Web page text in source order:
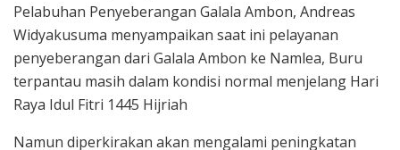
Pelabuhan Penyeberangan Galala Ambon, Andreas
Widyakusuma menyampaikan saat ini pelayanan
penyeberangan dari Galala Ambon ke Namlea, Buru
terpantau masih dalam kondisi normal menjelang Hari
Raya Idul Fitri 1445 Hijriah
Namun diperkirakan akan mengalami peningkatan